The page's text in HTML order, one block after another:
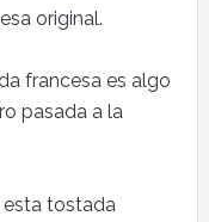
original.
francesa es algo
pasada a la
esta tostada